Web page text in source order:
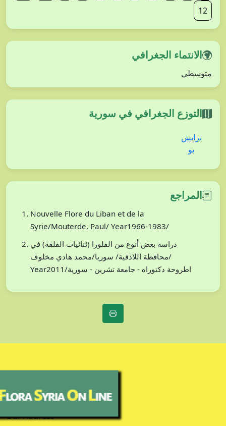
12
الانتماء الجغرافي
متوسطي
التوزع الجغرافي في سورية
برابش
بو
المراجع
Nouvelle Flore du Liban et de la
Syrie/Mouterde, Paul/ Year1966-1983/
دراسة بعض أنوع من الفلورا (ثنائيات الفلقة) في
محافظة اللاذقية/ سوريا/محمد هادي مخلوف/
Year2011/اطروحة دكتوراه - جامعة تشرين - سورية
Our Address